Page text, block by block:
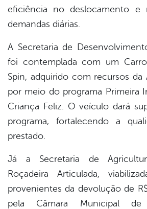
eficiência no deslocamento e
demandas diárias.
A Secretaria de
foi contemplada com um
Spin, adquirido com recursos da
por meio do programa Primeira
Criança Feliz. O veículo dará
programa, fortalecendo a
prestado.
Já a Secretaria de
Roçadeira Articulada,
provenientes da devolução de
pela Câmara Municipal de